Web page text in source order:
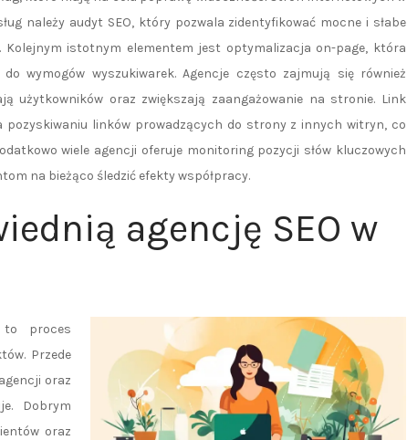
należy audyt SEO, który pozwala zidentyfikować mocne i słabe
istotnym elementem jest optymalizacja on-page, która
wymogów wyszukiwarek. Agencje często zajmują się również
użytkowników oraz zwiększają zaangażowanie na stronie. Link
pozyskiwaniu linków prowadzących do strony z innych witryn, co
wiele agencji oferuje monitoring pozycji słów kluczowych
na bieżąco śledzić efekty współpracy.
agencję SEO w
to proces
Przede
oraz
Dobrym
oraz